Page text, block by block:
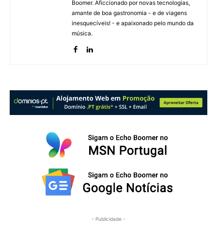
Boomer. Aficcionado por novas tecnologias,
amante de boa gastronomia - e de viagens
inesquecíveis! - e apaixonado pelo mundo da
música.
- Publicidade -